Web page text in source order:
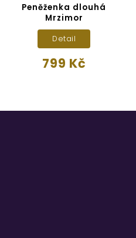
Peněženka dlouhá
Mrzimor
799 Kč
Detail